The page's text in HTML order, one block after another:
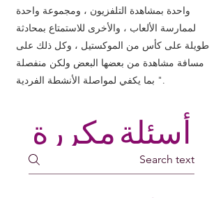
واحدة بمشاهدة التلفزيون ، ومجموعة واحدة
لممارسة الألعاب ، والأخرى للاستمتاع بمحادثة
طويلة على كأس من الموكستيل ، وكل ذلك على
مسافة مشاهدة من بعضها البعض ولكن منفصلة
بما يكفي لمواصلة الأنشطة الفردية ".
أسئلة مكررة